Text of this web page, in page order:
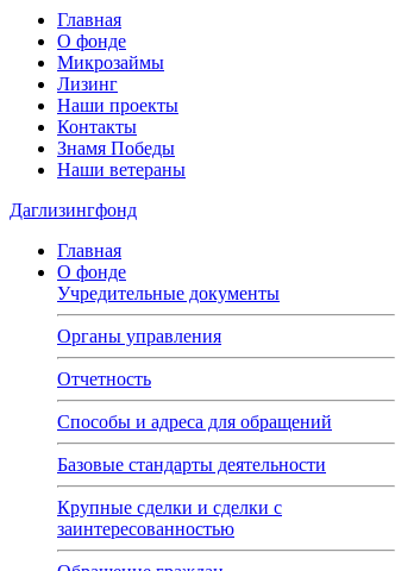
Главная
О фонде
Микрозаймы
Лизинг
Наши проекты
Контакты
Знамя Победы
Наши ветераны
Даглизингфонд
Главная
О фонде
Учредительные документы
Органы управления
Отчетность
Способы и адреса для обращений
Базовые стандарты деятельности
Крупные сделки и сделки с
заинтересованностью